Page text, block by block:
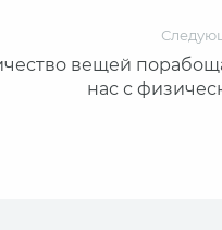
вещей
нас с